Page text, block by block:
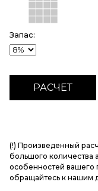
Запас:
(!) Произведенный
большого количества
особенностей вашего
обращайтесь к нашим